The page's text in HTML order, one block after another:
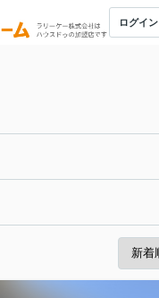
ログイン